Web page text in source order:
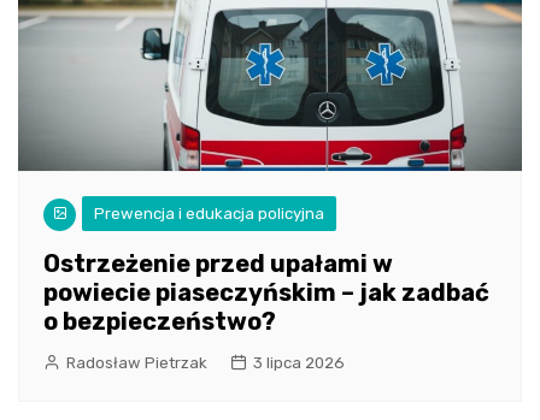
Prewencja i edukacja policyjna
Ostrzeżenie przed upałami w
powiecie piaseczyńskim – jak zadbać
o bezpieczeństwo?
Radosław Pietrzak 3 lipca 2026